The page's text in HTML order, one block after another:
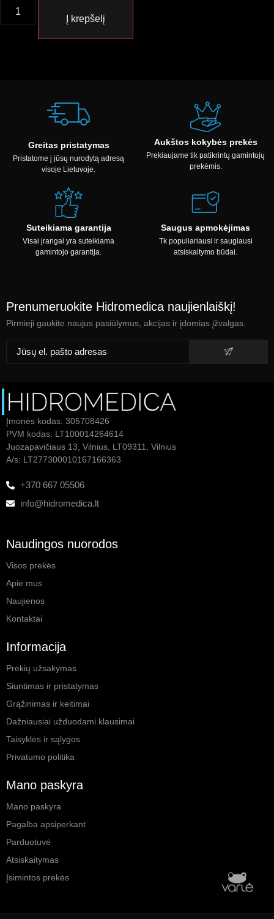
Į krepšelį
Greitas pristatymas
Pristatome į jūsų nurodytą adresą
visoje Lietuvoje.
Aukštos kokybės prekės
Prekiaujame tik patikrintų gamintojų
prekėmis.
Suteikiama garantija
Visai įrangai yra suteikiama
gamintojo garantija.
Saugus apmokėjimas
Tk populiariausi ir saugiausi
atsiskaitymo būdai.
Prenumeruokite Hidromedica naujienlaiškį!
Pirmieji gaukite naujus pasiūlymus, akcijas ir įdomias įžvalgas.
Įmonės kodas: 305708426
PVM kodas: LT100014264614
Juozapavičiaus 13, Vilnius, LT09311, Vilnius
A/s: LT277300010167166363
+370 667 05506
info@hidromedica.lt
Naudingos nuorodos
Visos prekės
Apie mus
Naujienos
Kontaktai
Informacija
Prekių užsakymas
Siuntimas ir pristatymas
Grąžinimas ir keitimai
Dažniausiai užduodami klausimai
Taisyklės ir sąlygos
Privatumo politika
Mano paskyra
Mano paskyra
Pagalba apsiperkant
Parduotuvė
Atsiskaitymas
Įsimintos prekės